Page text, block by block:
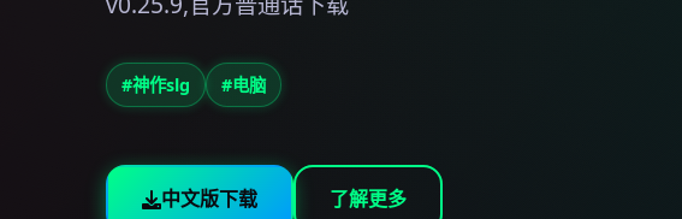
#神作slg #电脑
中文版下载 了解更多